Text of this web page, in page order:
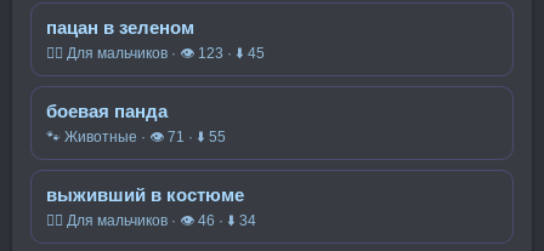
пацан в зеленом
🧍‍♂️ Для мальчиков · 👁 123 · ⬇ 45
боевая панда
🐾 Животные · 👁 71 · ⬇ 55
выживший в костюме
🧍‍♂️ Для мальчиков · 👁 46 · ⬇ 34